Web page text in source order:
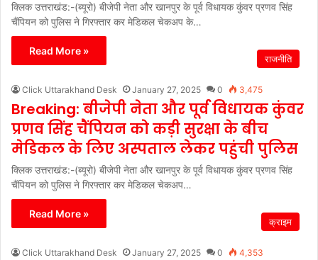
क्लिक उत्तराखंड:-(ब्यूरो) बीजेपी नेता और खानपुर के पूर्व विधायक कुंवर प्रणव सिंह
चैंपियन को पुलिस ने गिरफ्तार कर मेडिकल चेकअप के…
Read More »
राजनीति
Click Uttarakhand Desk January 27, 2025 0 3,475
Breaking: बीजेपी नेता और पूर्व विधायक कुंवर
प्रणव सिंह चैंपियन को कड़ी सुरक्षा के बीच
मेडिकल के लिए अस्पताल लेकर पहुंची पुलिस
क्लिक उत्तराखंड:-(ब्यूरो) बीजेपी नेता और खानपुर के पूर्व विधायक कुंवर प्रणव सिंह
चैंपियन को पुलिस ने गिरफ्तार कर मेडिकल चेकअप…
Read More »
क्राइम
Click Uttarakhand Desk January 27, 2025 0 4,353